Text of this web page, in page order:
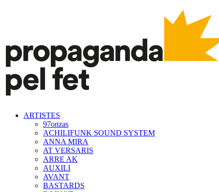
ARTISTES
97onzas
ACHILIFUNK SOUND SYSTEM
ANNA MIRA
AT VERSARIS
ARRE AK
AUXILI
AVANT
BASTARDS